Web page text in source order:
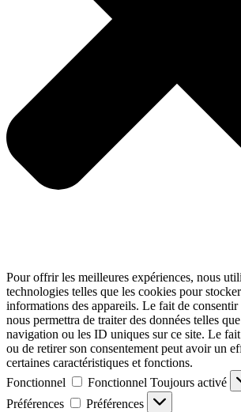
Pour offrir les meilleures expériences, nous
technologies telles que les cookies pour
informations des appareils. Le fait de consentir
nous permettra de traiter des données telles
navigation ou les ID uniques sur ce site. Le
ou de retirer son consentement peut avoir un
certaines caractéristiques et fonctions.
Fonctionnel
Fonctionnel Toujours activé
Préférences
Préférences